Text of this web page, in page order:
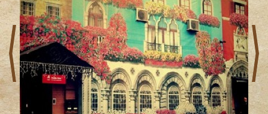
prev next